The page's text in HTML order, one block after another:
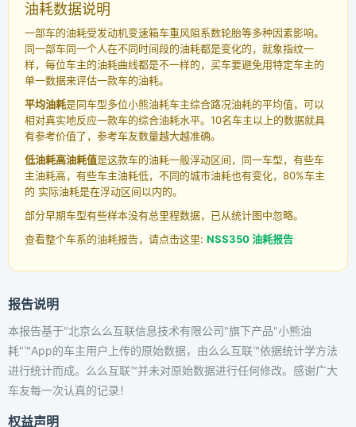
油耗数据说明
一部车的油耗受发动机变速箱车重风阻系数轮胎等多种因素影响。
同一部车同一个人在不同时间段的油耗都是变化的，就象指纹一
样，每位车主的油耗曲线都是不一样的，买车要避免用特定车主的
单一数据来评估一款车的油耗。
平均油耗是同车型多位小熊油耗车主综合路况油耗的平均值，可以
相对真实地反应一款车的综合油耗水平。10名车主以上的数据就具
有参考价值了，参考车友数量越大越准确。
低油耗高油耗值是这款车的油耗一般浮动区间，同一车型，有些车
主油耗高，有些车主油耗低，不同的城市油耗也有变化，80%车主
的 实际油耗是在浮动区间以内的。
部分早期车型有些样本没有总里程数据，已从统计图中忽略。
查看整个车系的油耗报告，请点击这里: NSS350 油耗报告
报告说明
本报告基于"北京么么互联信息技术有限公司"旗下产品"小熊油
耗"™App的车主用户上传的原始数据，由么么互联™依据统计学方法
进行统计而成。么么互联™并未对原始数据进行任何修改。感谢广大
车友每一次认真的记录！
权益声明